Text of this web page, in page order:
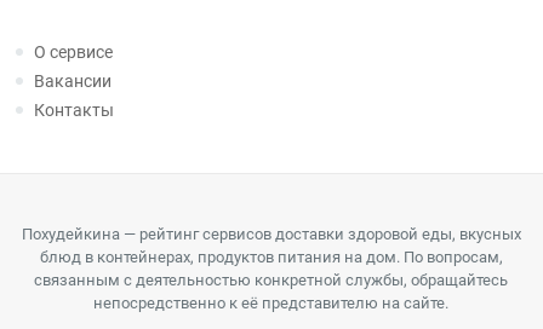
О сервисе
Вакансии
Контакты
Похудейкина — рейтинг сервисов доставки здоровой еды, вкусных
блюд в контейнерах, продуктов питания на дом. По вопросам,
связанным с деятельностью конкретной службы, обращайтесь
непосредственно к её представителю на сайте.